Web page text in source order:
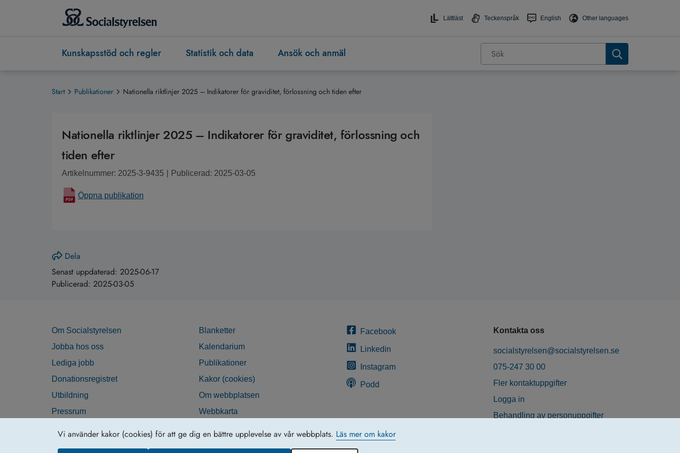
Vi använder kakor (cookies) för att ge dig en bättre upplevelse av vår webbplats. Läs mer om kakor
Lättläst Teckenspråk English Other languages
Kunskapsstöd och regler Statistik och data Ansök och anmäl
Start Publikationer Nationella riktlinjer 2025 – Indikatorer för graviditet, förlossning och tiden efter
Nationella riktlinjer 2025 – Indikatorer för graviditet, förlossning och
tiden efter
Artikelnummer: 2025-3-9435 Publicerad: 2025-03-05
Öppna publikation
Dela
Senast uppdaterad: 2025-06-17
Publicerad: 2025-03-05
Om Socialstyrelsen
Jobba hos oss
Lediga jobb
Donationsregistret
Utbildning
Pressrum
Blanketter
Kalendarium
Publikationer
Kakor (cookies)
Om webbplatsen
Webbkarta
Facebook
Linkedin
Instagram
Podd
Kontakta oss
socialstyrelsen@socialstyrelsen.se
075-247 30 00
Fler kontaktuppgifter
Logga in
Behandling av personuppgifter